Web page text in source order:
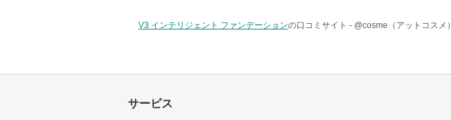
V3 インテリジェント ファンデーションの口コミサイト - @cosme（アットコスメ）
サービス